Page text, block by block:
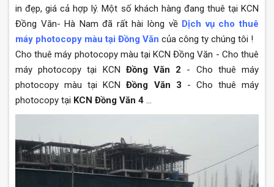
in đẹp, giá cả hợp lý. Một số khách hàng đang thuê tại KCN
Đồng Văn- Hà Nam đã rất hài lòng về Dịch vụ cho thuê
máy photocopy màu tại Đồng Văn của công ty chúng tôi !
Cho thuê máy photocopy màu tại KCN Đồng Văn - Cho thuê
máy photocopy tại KCN Đồng Văn 2 - Cho thuê máy
photocopy màu tại KCNĐồng Văn 3 - Cho thuê máy
photocopy tại KCN Đồng Văn 4 ...